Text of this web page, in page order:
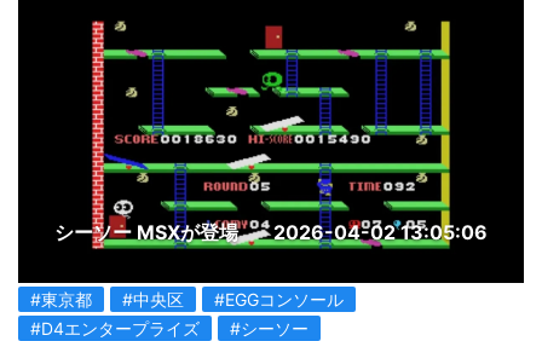
シーソー MSXが登場 2026-04-02 13:05:06
#東京都 #中央区
#EGGコンソール
#D4エンタープライズ
#シーソー